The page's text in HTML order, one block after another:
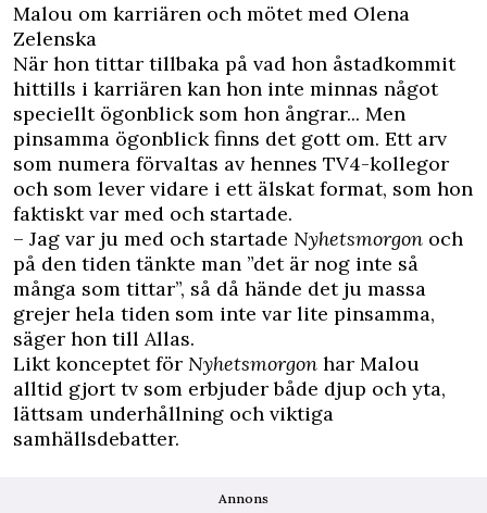
Malou om karriären och mötet med Olena
Zelenska
När hon tittar tillbaka på vad hon åstadkommit
hittills i karriären kan hon inte minnas något
speciellt ögonblick som hon ångrar... Men
pinsamma ögonblick finns det gott om. Ett arv
som numera förvaltas av hennes TV4-kollegor
och som lever vidare i ett älskat format, som hon
faktiskt var med och startade.
– Jag var ju med och startade Nyhetsmorgon och
på den tiden tänkte man ”det är nog inte så
många som tittar”, så då hände det ju massa
grejer hela tiden som inte var lite pinsamma,
säger hon till Allas.
Likt konceptet för Nyhetsmorgon har Malou
alltid gjort tv som erbjuder både djup och yta,
lättsam underhållning och viktiga
samhällsdebatter.
Annons